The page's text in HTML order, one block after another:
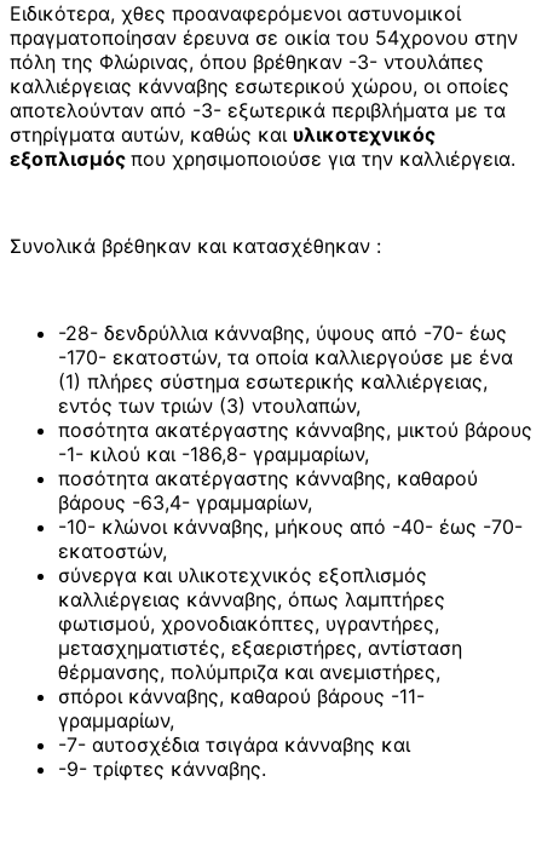
Ειδικότερα, χθες προαναφερόμενοι αστυνομικοί
πραγματοποίησαν έρευνα σε οικία του 54χρονου στην
πόλη της Φλώρινας, όπου βρέθηκαν -3- ντουλάπες
καλλιέργειας κάνναβης εσωτερικού χώρου, οι οποίες
αποτελούνταν από -3- εξωτερικά περιβλήματα με τα
στηρίγματα αυτών, καθώς και υλικοτεχνικός
εξοπλισμός που χρησιμοποιούσε για την καλλιέργεια.
Συνολικά βρέθηκαν και κατασχέθηκαν :
-28- δενδρύλλια κάνναβης, ύψους από -70- έως
-170- εκατοστών, τα οποία καλλιεργούσε με ένα
(1) πλήρες σύστημα εσωτερικής καλλιέργειας,
εντός των τριών (3) ντουλαπών,
ποσότητα ακατέργαστης κάνναβης, μικτού βάρους
-1- κιλού και -186,8- γραμμαρίων,
ποσότητα ακατέργαστης κάνναβης, καθαρού
βάρους -63,4- γραμμαρίων,
-10- κλώνοι κάνναβης, μήκους από -40- έως -70-
εκατοστών,
σύνεργα και υλικοτεχνικός εξοπλισμός
καλλιέργειας κάνναβης, όπως λαμπτήρες
φωτισμού, χρονοδιακόπτες, υγραντήρες,
μετασχηματιστές, εξαεριστήρες, αντίσταση
θέρμανσης, πολύμπριζα και ανεμιστήρες,
σπόροι κάνναβης, καθαρού βάρους -11-
γραμμαρίων,
-7- αυτοσχέδια τσιγάρα κάνναβης και
-9- τρίφτες κάνναβης.